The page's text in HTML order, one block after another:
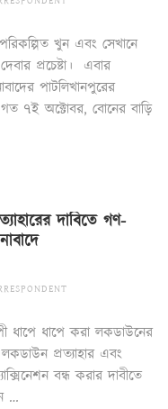
খুন এবং সেখানে
প্রচেষ্টা। এবার
পাটলিখানপুরের
৭ই অক্টোবর, বোনের বাড়ি
দাবিতে গণ-
ধাপে ধাপে করা লকডাউনের
প্রত্যাহার এবং
বন্ধ করার দাবীতে
…